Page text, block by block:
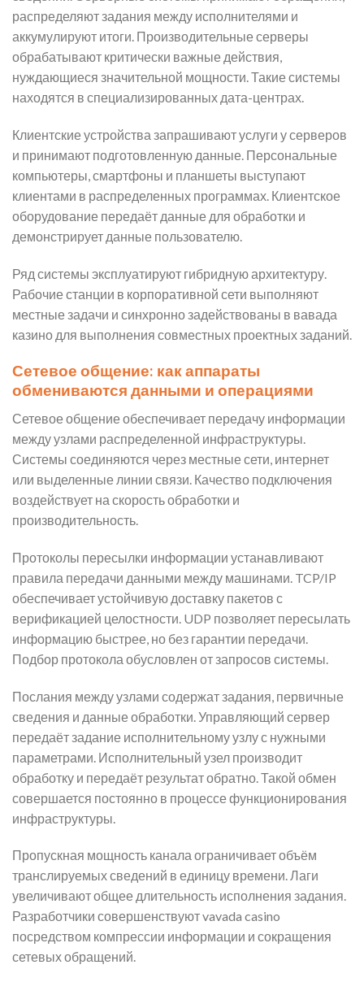
распределяют задания между исполнителями и
аккумулируют итоги. Производительные серверы
обрабатывают критически важные действия,
нуждающиеся значительной мощности. Такие системы
находятся в специализированных дата-центрах.
Клиентские устройства запрашивают услуги у серверов
и принимают подготовленную данные. Персональные
компьютеры, смартфоны и планшеты выступают
клиентами в распределенных программах. Клиентское
оборудование передаёт данные для обработки и
демонстрирует данные пользователю.
Ряд системы эксплуатируют гибридную архитектуру.
Рабочие станции в корпоративной сети выполняют
местные задачи и синхронно задействованы в вавада
казино для выполнения совместных проектных заданий.
Сетевое общение: как аппараты
обмениваются данными и операциями
Сетевое общение обеспечивает передачу информации
между узлами распределенной инфраструктуры.
Системы соединяются через местные сети, интернет
или выделенные линии связи. Качество подключения
воздействует на скорость обработки и
производительность.
Протоколы пересылки информации устанавливают
правила передачи данными между машинами. TCP/IP
обеспечивает устойчивую доставку пакетов с
верификацией целостности. UDP позволяет пересылать
информацию быстрее, но без гарантии передачи.
Подбор протокола обусловлен от запросов системы.
Послания между узлами содержат задания, первичные
сведения и данные обработки. Управляющий сервер
передаёт задание исполнительному узлу с нужными
параметрами. Исполнительный узел производит
обработку и передаёт результат обратно. Такой обмен
совершается постоянно в процессе функционирования
инфраструктуры.
Пропускная мощность канала ограничивает объём
транслируемых сведений в единицу времени. Лаги
увеличивают общее длительность исполнения задания.
Разработчики совершенствуют vavada casino
посредством компрессии информации и сокращения
сетевых обращений.